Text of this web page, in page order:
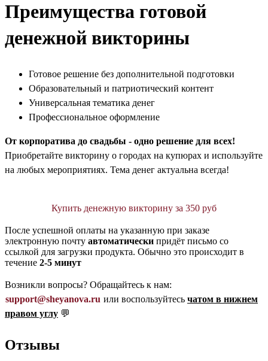
Преимущества готовой
денежной викторины
Готовое решение без дополнительной подготовки
Образовательный и патриотический контент
Универсальная тематика денег
Профессиональное оформление
От корпоратива до свадьбы - одно решение для всех!
Приобретайте викторину о городах на купюрах и используйте
на любых мероприятиях. Тема денег актуальна всегда!
Купить денежную викторину за 350 руб
После успешной оплаты на указанную при заказе
электронную почту автоматически придёт письмо со
ссылкой для загрузки продукта. Обычно это происходит в
течение 2-5 минут
Возникли вопросы? Обращайтесь к нам:
support@sheyanova.ru или воспользуйтесь чатом в нижнем
правом углу 💬
Отзывы